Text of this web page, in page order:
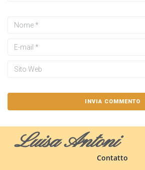
Luisa Antoni
Contatto